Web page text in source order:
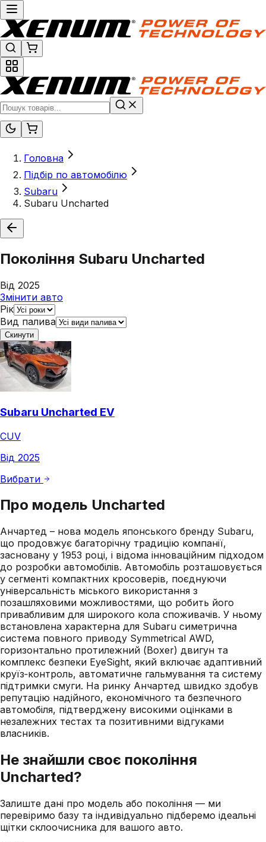
Головна
Підбір по автомобілю
Subaru
Subaru Uncharted
Покоління Subaru Uncharted
Від 2025
Змінити авто
Рік
Вид палива
Скинути
Subaru Uncharted EV
CUV
Від 2025
Вибрати
Про модель Uncharted
Анчартед – нова модель японського бренду Subaru,
що продовжує багаторічну традицію компанії,
засновану у 1953 році, і відома інноваційним підходом
до розробки автомобілів. Автомобіль розташовується
у сегменті компактних кросоверів, поєднуючи
універсальність міського використання з
позашляховими можливостями, що робить його
привабливим для широкого кола споживачів. У ньому
встановлена характерна для Subaru симетрична
система повного приводу Symmetrical AWD,
горизонтально протилежний (Boxer) двигун та
комплекс безпеки EyeSight, який включає адаптивний
круїз‑контроль, автоматичне гальмування та систему
підтримки смуги. На ринку Анчартед швидко здобув
репутацію надійного, економічного та безпечного
автомобіля, підтверджену високими оцінками в
незалежних тестах та позитивними відгуками
власників.
Не знайшли своє покоління
Uncharted?
Залиште дані про модель або покоління — ми
перевіримо базу та індивідуально підберемо ідеальні
щітки склоочисника для вашого авто.